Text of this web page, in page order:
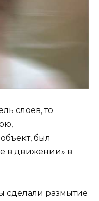
слоёв, то
был
в движении» в
сделали размытие